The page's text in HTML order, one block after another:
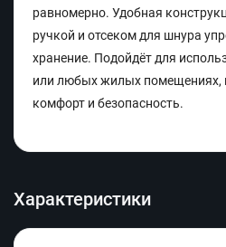
равномерно. Удобная
ручкой и отсеком для шнура
хранение. Подойдёт для
или любых жилых помещениях,
комфорт и безопасность.
Характеристики